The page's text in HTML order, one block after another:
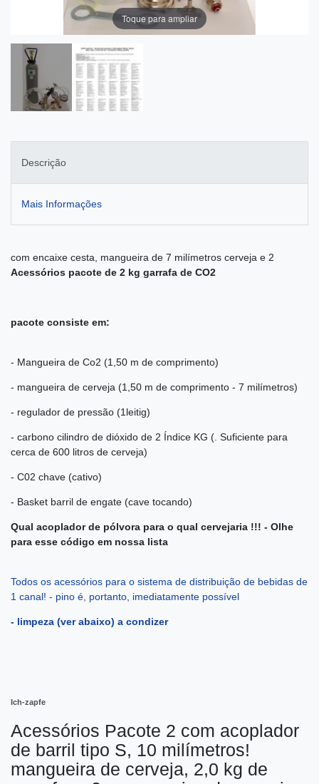
Toque para ampliar
Descrição
Mais Informações
com encaixe cesta, mangueira de 7 milímetros cerveja e 2
Acessórios pacote de 2 kg garrafa de CO2
pacote consiste em:
- Mangueira de Co2 (1,50 m de comprimento)
- mangueira de cerveja (1,50 m de comprimento - 7 milímetros)
- regulador de pressão (1leitig)
- carbono cilindro de dióxido de 2 Índice KG (. Suficiente para
cerca de 600 litros de cerveja)
- C02 chave (cativo)
- Basket barril de engate (cave tocando)
Qual acoplador de pólvora para o qual cervejaria !!! - Olhe
para esse código em nossa lista
Todos os acessórios para o sistema de distribuição de bebidas de
1 canal! - pino é, portanto, imediatamente possível
- limpeza (ver abaixo) a condizer
Ich-zapfe
Acessórios Pacote 2 com acoplador
de barril tipo S, 10 milímetros!
mangueira de cerveja, 2,0 kg de